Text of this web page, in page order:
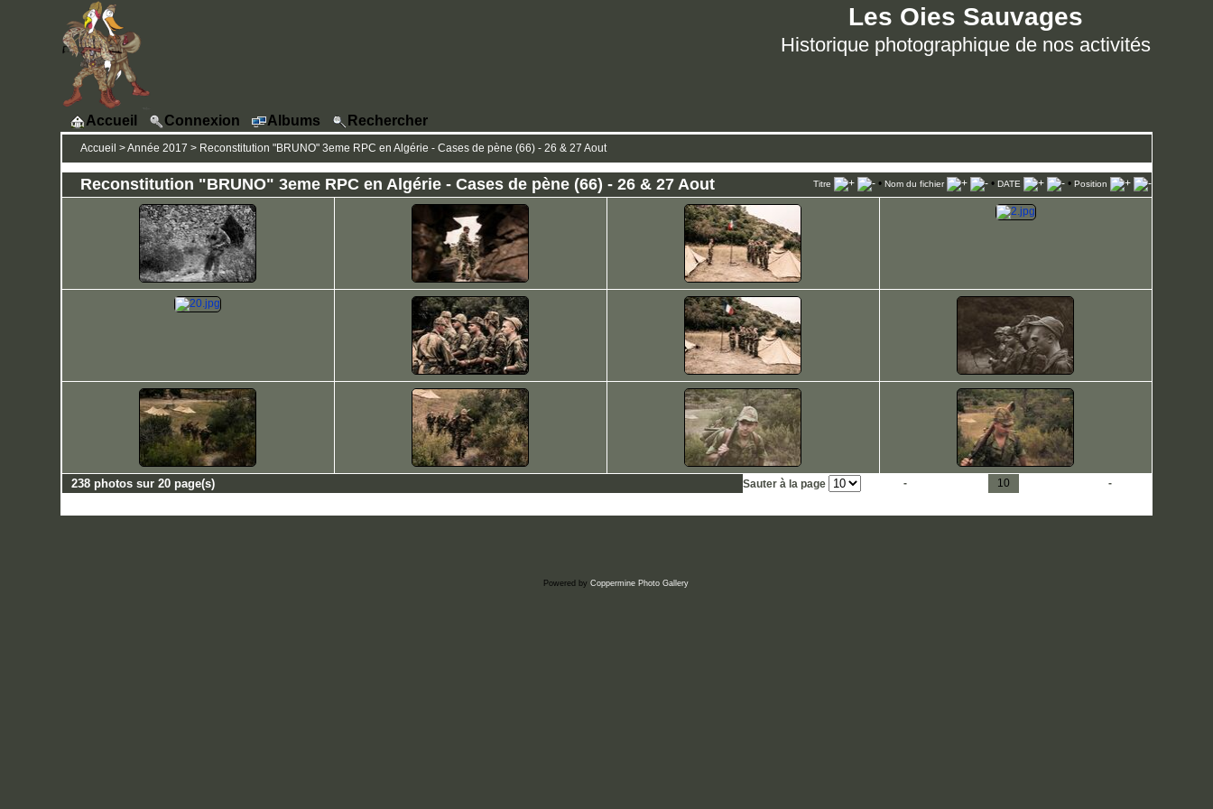
Les Oies Sauvages
Historique photographique de nos activités
Accueil Connexion Albums Rechercher
Accueil >Année 2017 > Reconstitution "BRUNO" 3eme RPC en Algérie - Cases de pène (66) - 26 & 27 Aout
Reconstitution "BRUNO" 3eme RPC en Algérie - Cases de pène (66) - 26 & 27 Aout Titre • Nom du fichier • DATE • Position
238 photos sur 20 page(s) Sauter à la page - 10 -
Powered by Coppermine Photo Gallery